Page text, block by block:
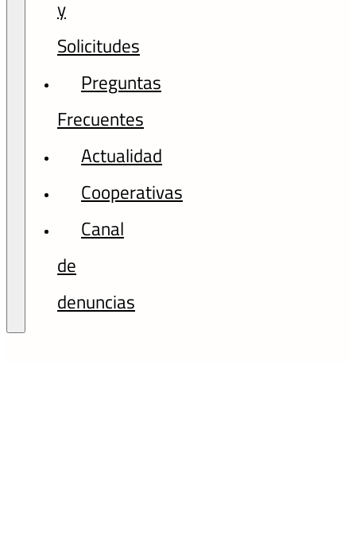
y
Solicitudes
Preguntas
Frecuentes
Actualidad
Cooperativas
Canal
de
denuncias